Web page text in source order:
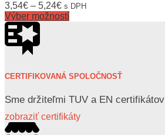
3,54€ – 5,24€ s DPH
Výber možností
CERTIFIKOVANÁ SPOLOČNOSŤ
Sme držiteľmi TUV a EN certifikátov
zobraziť certifikáty